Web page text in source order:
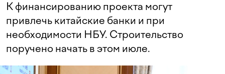
К финансированию проекта могут
привлечь китайские банки и при
необходимости НБУ. Строительство
поручено начать в этом июле.